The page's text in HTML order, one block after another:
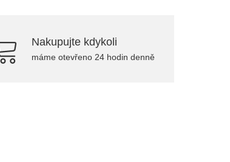
Nakupujte kdykoli
máme otevřeno 24 hodin denně